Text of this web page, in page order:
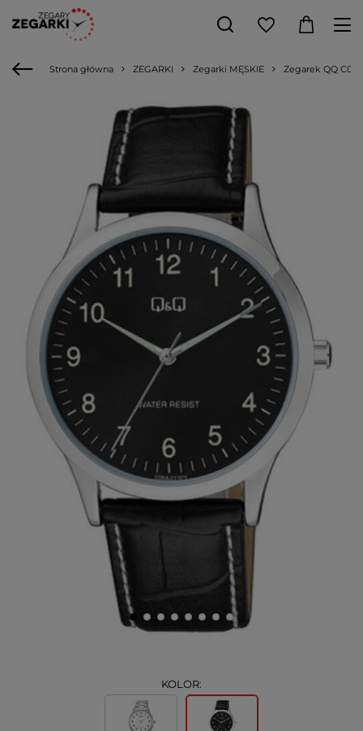
Strona główna ZEGARKI Zegarki MĘSKIE Zegarek QQ
KOLOR: